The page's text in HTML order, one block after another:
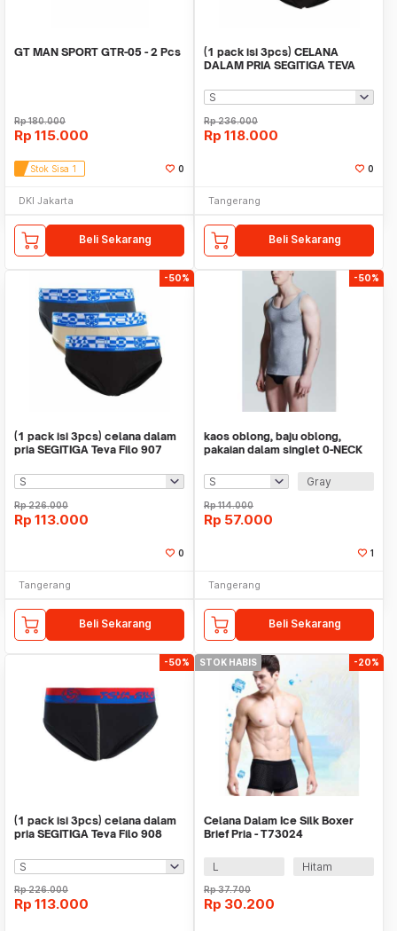
GT MAN SPORT GTR-05 - 2 Pcs
Rp180.000
Rp 115.000
Stok Sisa 1 0
DKI Jakarta
Beli Sekarang
(1 pack isi 3pcs) CELANA
DALAM PRIA SEGITIGA TEVA
Rp236.000
Rp 118.000
0
Tangerang
Beli Sekarang
-50%
(1 pack isi 3pcs) celana dalam
pria SEGITIGA Teva Filo 907
Rp226.000
Rp 113.000
0
Tangerang
Beli Sekarang
-50%
kaos oblong, baju oblong,
pakaian dalam singlet 0-NECK
Gray
Rp114.000
Rp 57.000
1
Tangerang
Beli Sekarang
-50%
(1 pack isi 3pcs) celana dalam
pria SEGITIGA Teva Filo 908
Rp226.000
Rp 113.000
STOK HABIS -20%
Celana Dalam Ice Silk Boxer
Brief Pria - T73024
L Hitam
Rp37.700
Rp 30.200